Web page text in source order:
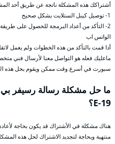
أشتراكك هذه المشكلة ناتجة عن طريق أحد
1- توصيل كيبل الستلايت بشكل صحيح
2- التأكد من أعداد البرمجة للحصول على
الواتس اب
أذا قمت بالتأكد من هذه الخطوات ولم يعمل
ماعليك فعله هو التواصل معنا لأرسال فني
سبورت في أسرع وقت ممكن ويقوم بحل هذه
ما حل مشكلة رسالة رسيفر
E-19؟
هناك مشكلة في الأشتراك قد يكون بحاجة
منتهية وبحاجة لتجديد الاشتراك لحل هذه المشكلة